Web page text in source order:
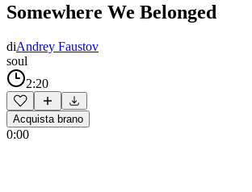
Somewhere We Belonged
diAndrey Faustov
soul
2:20
Acquista brano
0:00